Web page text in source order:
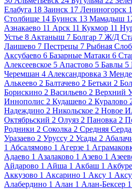
Елабуга 18 Заинск 17 Лениногорск
Столбище 14 Буинск 13 Мамадыш
Азнакаево 11 Арск 11 Кукмор 11
Устье 8 Актаныш 7 Болгар 7 Ж/Д
Лаишево 7 Пестрецы 7 Рыбная
Аксубаево 6 Базарные Матаки 6
Алексеевское 5 Апастово 5 Бавлы 5
Черемшан 4 Александровка 3
Алькеево 2 Балтачево 2 Бетьки 2
Борискино 2 Васильево 2 Верхний
Иннополис 2 Кудашево 2 Куралово
Надеждино 2 Никольское 2 Новое
Октябрьский 2 Олуяз 2 Пановка 2
Родники 2 Соколка 2 Средняя Серда
Уразаево 2 Уруссу 2 Усады 2
1 Абсалямово 1 Агерзе 1
Адаево 1 Азалаково 1 Азево 1
Айдарово 1 Айша 1 Акбаш 1 Акбуре
Аккузово 1 Аксарино 1 Аксу 1
Алабердино 1 Алан 1 Алан-Бексер 1